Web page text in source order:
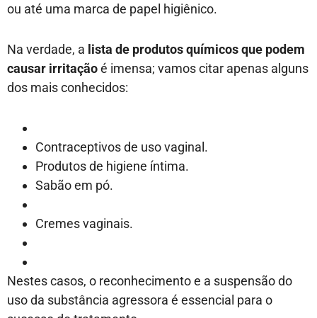
ou até uma marca de papel higiênico.
Na verdade, a lista de produtos químicos que podem
causar irritaçãoé imensa; vamos citar apenas alguns
dos mais conhecidos:
Contraceptivos de uso vaginal.
Produtos de higiene íntima.
Sabão em pó.
Cremes vaginais.
Nestes casos, o reconhecimento e a suspensão do
uso da substância agressora é essencial para o